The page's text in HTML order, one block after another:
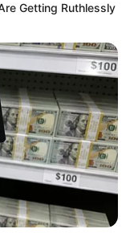
Lifelike in 'The
Getting Ruthlessly